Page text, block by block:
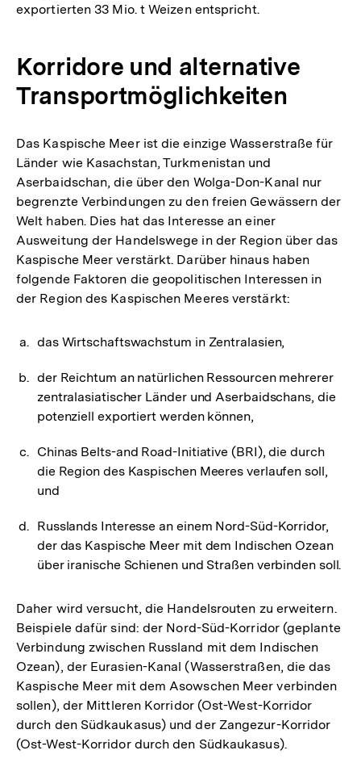
exportierten 33 Mio. t Weizen entspricht.
Korridore und alternative
Transportmöglichkeiten
Das Kaspische Meer ist die einzige Wasserstraße für
Länder wie Kasachstan, Turkmenistan und
Aserbaidschan, die über den Wolga-Don-Kanal nur
begrenzte Verbindungen zu den freien Gewässern der
Welt haben. Dies hat das Interesse an einer
Ausweitung der Handelswege in der Region über das
Kaspische Meer verstärkt. Darüber hinaus haben
folgende Faktoren die geopolitischen Interessen in
der Region des Kaspischen Meeres verstärkt:
das Wirtschaftswachstum in Zentralasien,
der Reichtum an natürlichen Ressourcen mehrerer
zentralasiatischer Länder und Aserbaidschans, die
potenziell exportiert werden können,
Chinas Belts-and Road-Initiative (BRI), die durch
die Region des Kaspischen Meeres verlaufen soll,
und
Russlands Interesse an einem Nord-Süd-Korridor,
der das Kaspische Meer mit dem Indischen Ozean
über iranische Schienen und Straßen verbinden soll.
Daher wird versucht, die Handelsrouten zu erweitern.
Beispiele dafür sind: der Nord-Süd-Korridor (geplante
Verbindung zwischen Russland mit dem Indischen
Ozean), der Eurasien-Kanal (Wasserstraßen, die das
Kaspische Meer mit dem Asowschen Meer verbinden
sollen), der Mittleren Korridor (Ost-West-Korridor
durch den Südkaukasus) und der Zangezur-Korridor
(Ost-West-Korridor durch den Südkaukasus).